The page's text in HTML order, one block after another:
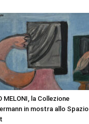
MELONI, la Collezione
in mostra allo Spazio